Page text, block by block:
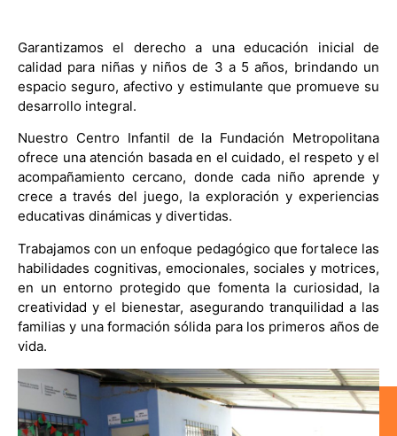
Garantizamos el derecho a una educación inicial de
calidad para niñas y niños de 3 a 5 años, brindando un
espacio seguro, afectivo y estimulante que promueve su
desarrollo integral.
Nuestro Centro Infantil de la Fundación Metropolitana
ofrece una atención basada en el cuidado, el respeto y el
acompañamiento cercano, donde cada niño aprende y
crece a través del juego, la exploración y experiencias
educativas dinámicas y divertidas.
Trabajamos con un enfoque pedagógico que fortalece las
habilidades cognitivas, emocionales, sociales y motrices,
en un entorno protegido que fomenta la curiosidad, la
creatividad y el bienestar, asegurando tranquilidad a las
familias y una formación sólida para los primeros años de
vida.